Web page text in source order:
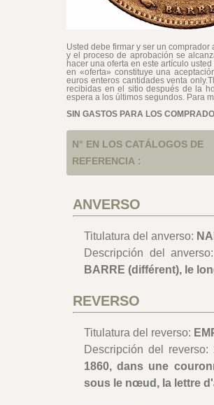
Usted debe firmar y ser un
y el proceso de aprobación se
hacer una oferta en este artículo
en «oferta» constituye una
euros enteros cantidades venta
recibidas en el sitio después de la
espera a los últimos segundos. Para
SIN GASTOS PARA LOS
N° EN LOS CATÁLOGOS DE
REFERENCIA :
ANVERSO
Titulatura del anverso:
Descripción del anverso:
BARRE (différent), le
REVERSO
Titulatura del reverso:
Descripción del reverso:
1860, dans une
sous le nœud, la lettre